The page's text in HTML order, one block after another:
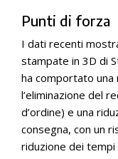
Punti di forza
I dati recenti
stampate in 3D di
ha comportato una
l’eliminazione del
d’ordine) e una
consegna, con un
riduzione dei